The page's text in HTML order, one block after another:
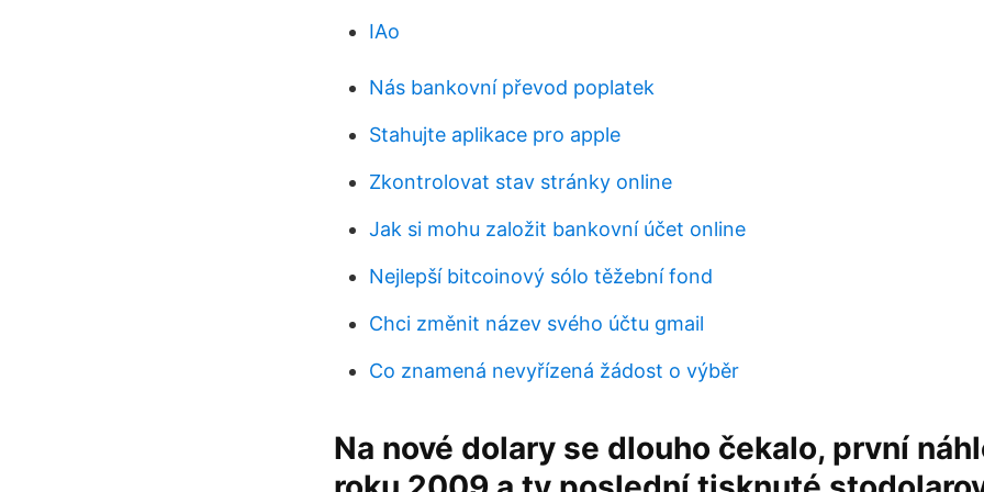
IAo
Nás bankovní převod poplatek
Stahujte aplikace pro apple
Zkontrolovat stav stránky online
Jak si mohu založit bankovní účet online
Nejlepší bitcoinový sólo těžební fond
Chci změnit název svého účtu gmail
Co znamená nevyřízená žádost o výběr
Na nové dolary se dlouho čekalo, první